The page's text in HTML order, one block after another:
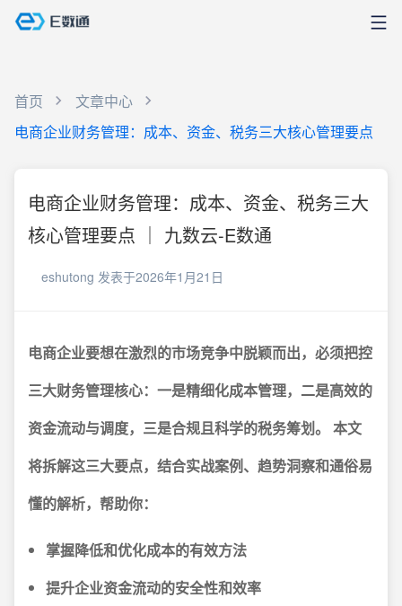
首页
文章中心
电商企业财务管理：成本、资金、税务三大核心管理要点
电商企业财务管理：成本、资金、税务三大
核心管理要点 ｜ 九数云-E数通
eshutong 发表于2026年1月21日
电商企业要想在激烈的市场竞争中脱颖而出，必须把控
三大财务管理核心：一是精细化成本管理，二是高效的
资金流动与调度，三是合规且科学的税务筹划。
本文
将拆解这三大要点，结合实战案例、趋势洞察和通俗易
懂的解析，帮助你：
掌握降低和优化成本的有效方法
提升企业资金流动的安全性和效率